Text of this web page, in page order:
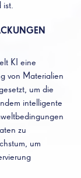
ist.
KI eine
von Materialien
um die
intelligente
zu
um